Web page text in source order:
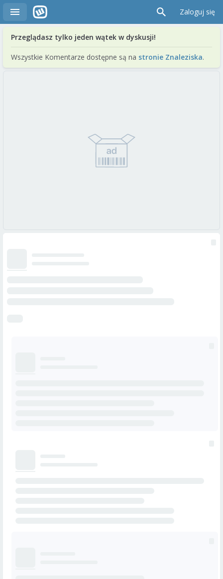
Zaloguj się
Przeglądasz tylko jeden wątek w dyskusji!
Wszystkie Komentarze dostępne są na stronie Znaleziska.